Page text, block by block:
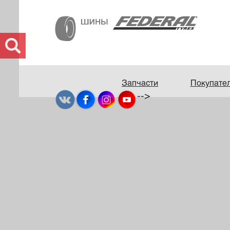
Запчасти
-->